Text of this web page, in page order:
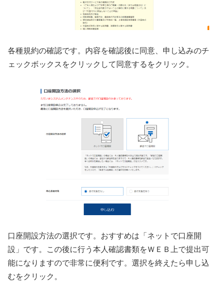
各種規約の確認です。内容を確認後に同意、申し込みのチ
ェックボックスをクリックして同意するをクリック。
口座開設方法の選択です。おすすめは「ネットで口座開
設」です。この後に行う本人確認書類をＷＥＢ上で提出可
能になりますので非常に便利です。選択を終えたら申し込
むをクリック。